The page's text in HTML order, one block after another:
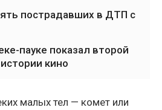
пострадавших в ДТП с
пауке показал второй
кино
малых тел — комет или